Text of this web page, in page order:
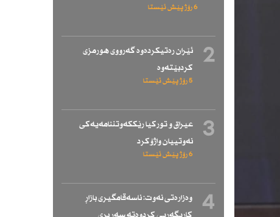
6 رۆژ پێش ئێستا
2
ئێران رەتیكردەوە گەرووی هورمزی
كردبێتەوە
5 رۆژ پێش ئێستا
3
عیراق و توركیا رێككەوتننامەیەكی
نەوتییان واژۆكرد
6 رۆژ پێش ئێستا
4
وەزارەتی نەوت: ناسەقامگیری بازاڕ